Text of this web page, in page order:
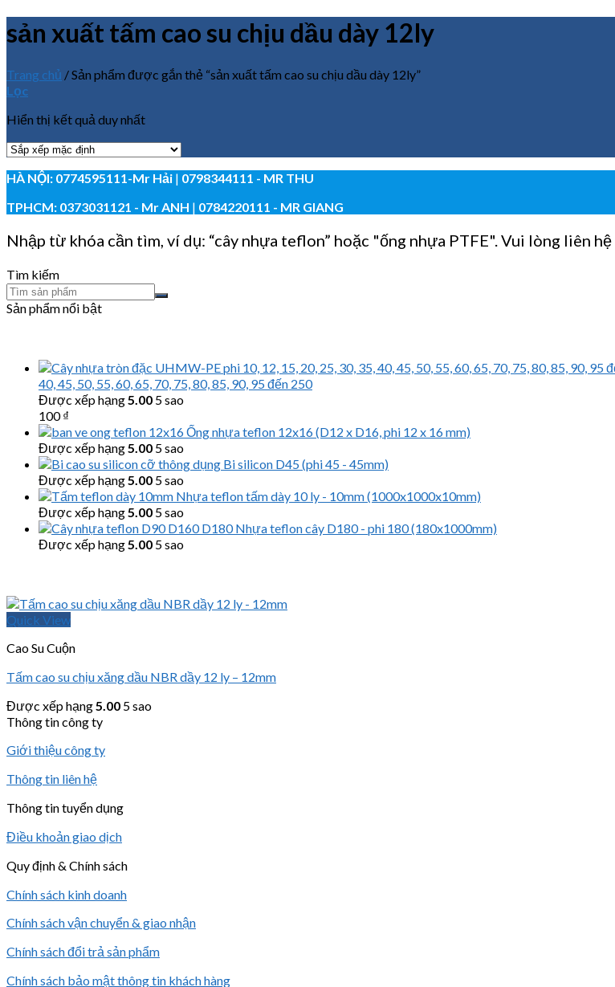
sản xuất tấm cao su chịu dầu dày 12ly
Trang chủ /Sản phẩm được gắn thẻ “sản xuất tấm cao su chịu dầu dày 12ly”
Lọc
Hiển thị kết quả duy nhất
HÀ NỘI: 0774595111-Mr Hải | 0798344111 - MR THU
TPHCM: 0373031121 - Mr ANH | 0784220111 - MR GIANG
Nhập từ khóa cần tìm, ví dụ: “cây nhựa teflon” hoặc "ống nhựa PTFE". Vui lòng liên hệ
Tìm kiếm
Sản phẩm nổi bật
40, 45, 50, 55, 60, 65, 70, 75, 80, 85, 90, 95 đến 250
Được xếp hạng5.00 5 sao
100₫
Ống nhựa teflon 12x16 (D12 x D16, phi 12 x 16 mm)
Được xếp hạng5.00 5 sao
Bi silicon D45 (phi 45 - 45mm)
Được xếp hạng5.00 5 sao
Nhựa teflon tấm dày 10 ly - 10mm (1000x1000x10mm)
Được xếp hạng5.00 5 sao
Nhựa teflon cây D180 - phi 180 (180x1000mm)
Được xếp hạng5.00 5 sao
Quick View
Cao Su Cuộn
Tấm cao su chịu xăng dầu NBR dầy 12 ly – 12mm
Được xếp hạng5.00 5 sao
Thông tin công ty
Giới thiệu công ty
Thông tin liên hệ
Thông tin tuyển dụng
Điều khoản giao dịch
Quy định & Chính sách
Chính sách kinh doanh
Chính sách vận chuyển & giao nhận
Chính sách đổi trả sản phẩm
Chính sách bảo mật thông tin khách hàng